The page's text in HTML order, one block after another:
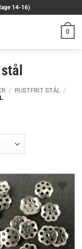
14-16)
0
/ RUSTFRIT STÅL /